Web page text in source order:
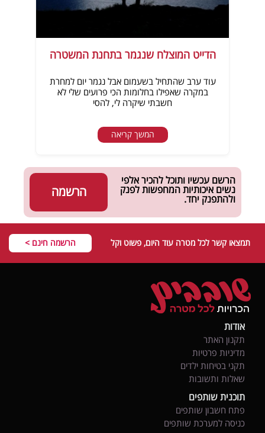
הדייט המוצלח שנגמר בתחנת המשטרה
עוד ערב שהתחיל בשעמום אבל נגמר יום למחרת
במקרה שאפילו בחלומות הכי פרועים שלי לא
חשבתי שיקרה לי, להסי
המשך קריאה
הרשמה
הרשם עכשיו ותוכל להכיר אלפי
נשים איכותיות המחפשות לפנק
ולהתפנק יחד.
תמצאו קשר לכל מטרה עוד היום, פשוט וקל הרשמה חינם >
אודות
תקנון האתר
מדיניות פרטיות
תקני בטיחות ילדים
שאלות ותשובות
תוכנית שותפים
פתח חשבון שותפים
כניסה למערכת שותפים